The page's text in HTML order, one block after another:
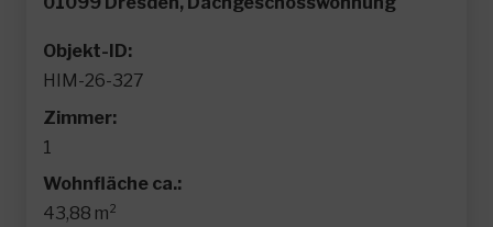
Objekt-ID:
HIM-26-327
Zimmer:
1
Wohnfläche ca.:
43,88 m²